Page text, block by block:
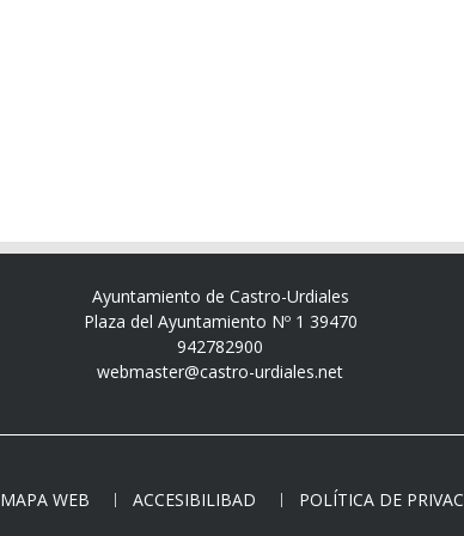
Ayuntamiento de Castro-Urdiales
Plaza del Ayuntamiento Nº 1 39470
942782900
webmaster@castro-urdiales.net
MAPA WEB ACCESIBILIBAD POLÍTICA DE